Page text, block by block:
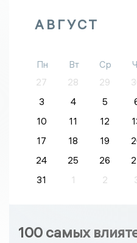
АВГУСТ
Пн Вт Ср
27
28 29
3
4 5
10
11 12
17
18 19
24
25 26
31
1 2
100 самых